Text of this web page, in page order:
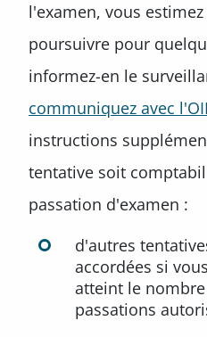
l'examen, vous
poursuivre pour
informez-en le
communiquez avec
instructions
tentative soit
passation d'examen :
d'autres
accordées si
atteint le
passations